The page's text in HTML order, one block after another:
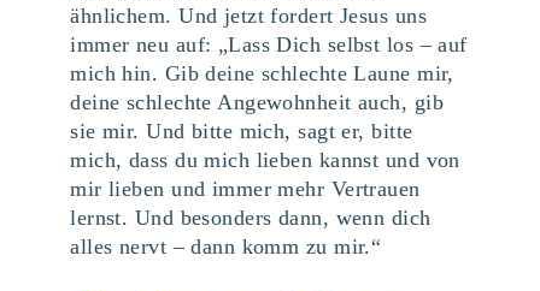
ähnlichem. Und jetzt fordert Jesus uns
immer neu auf: „Lass Dich selbst los – auf
mich hin. Gib deine schlechte Laune mir,
deine schlechte Angewohnheit auch, gib
sie mir. Und bitte mich, sagt er, bitte
mich, dass du mich lieben kannst und von
mir lieben und immer mehr Vertrauen
lernst. Und besonders dann, wenn dich
alles nervt – dann komm zu mir.“